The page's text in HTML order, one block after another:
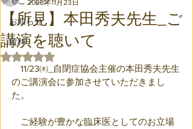
お知らせ
資料
【所見】本田秀夫先生_ご
講演を聴いて
2023年11月23日
5つ星のうちNaNと評価されています。
11/23㈭_自閉症協会主催の本田秀夫先生
のご講演会に参加させていただきまし
た。
ご経験が豊かな臨床医としてのお立場